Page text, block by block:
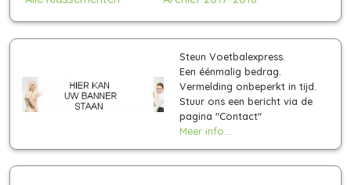
Steun Voetbalexpress.
Een éénmalig bedrag.
Vermelding onbeperkt in tijd.
Stuur ons een bericht via de
pagina "Contact"
Meer info...